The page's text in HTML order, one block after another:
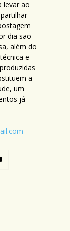
levar ao
dia são
além do
e
a
um
já